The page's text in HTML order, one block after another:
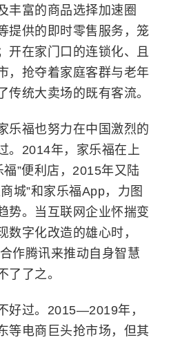
丰富的商品选择加速圈
提供的即时零售服务，笼
开在家门口的连锁化、且
，抢夺着家庭客群与老年
传统大卖场的既有客流。
乐福也努力在中国激烈的
。2014年，家乐福在上
”便利店，2015年又陆
城”和家乐福App，力图
势。当互联网企业怀揣变
数字化改造的雄心时，
作腾讯来推动自身智慧
了了之。
好过。2015—2019年，
等电商巨头抢市场，但其